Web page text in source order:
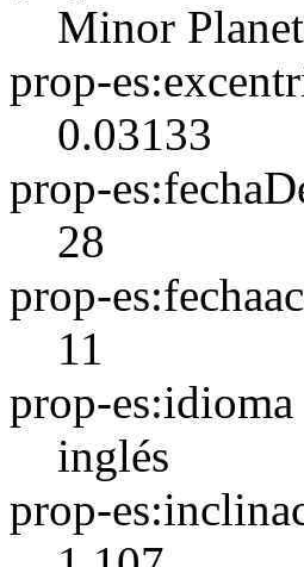
Minor
prop-
0.03133
prop-
28
prop-
11
prop-es:idioma
inglés
prop-